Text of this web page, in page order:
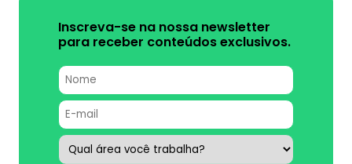
Inscreva-se na nossa newsletter
para receber conteúdos exclusivos.